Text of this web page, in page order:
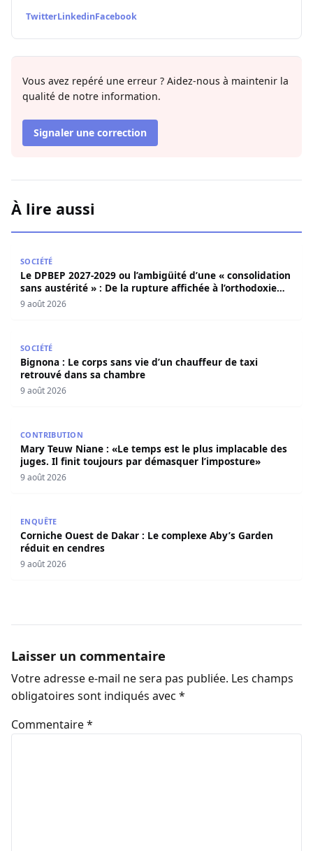
TwitterLinkedinFacebook
Vous avez repéré une erreur ? Aidez-nous à maintenir la
qualité de notre information.
Signaler une correction
À lire aussi
SOCIÉTÉ
Le DPBEP 2027-2029 ou l’ambigüité d’une « consolidation
sans austérité » : De la rupture affichée à l’orthodoxie
budgétaire, une analyse critique de la trajectoire
9 août 2026
SOCIÉTÉ
Bignona : Le corps sans vie d’un chauffeur de taxi
retrouvé dans sa chambre
9 août 2026
CONTRIBUTION
Mary Teuw Niane : «Le temps est le plus implacable des
juges. Il finit toujours par démasquer l’imposture»
9 août 2026
ENQUÊTE
Corniche Ouest de Dakar : Le complexe Aby’s Garden
réduit en cendres
9 août 2026
Laisser un commentaire
Votre adresse e-mail ne sera pas publiée. Les champs
obligatoires sont indiqués avec *
Commentaire*